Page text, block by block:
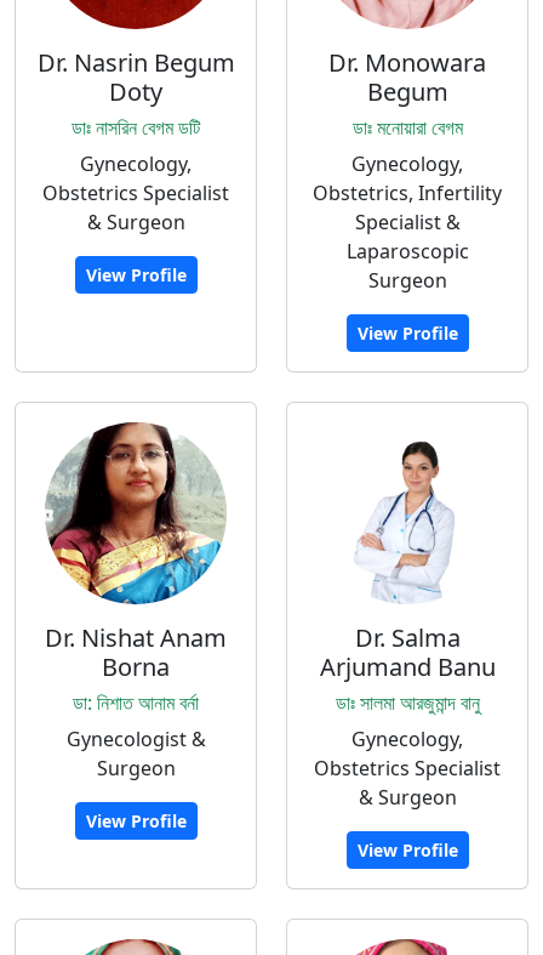
Dr. Nasrin Begum
Doty
ডাঃ নাসরিন বেগম ডটি
Gynecology,
Obstetrics Specialist
& Surgeon
View Profile
Dr. Monowara
Begum
ডাঃ মনোয়ারা বেগম
Gynecology,
Obstetrics, Infertility
Specialist &
Laparoscopic
Surgeon
View Profile
Dr. Nishat Anam
Borna
ডা: নিশাত আনাম বর্না
Gynecologist &
Surgeon
View Profile
Dr. Salma
Arjumand Banu
ডাঃ সালমা আরজুমান্দ বানু
Gynecology,
Obstetrics Specialist
& Surgeon
View Profile